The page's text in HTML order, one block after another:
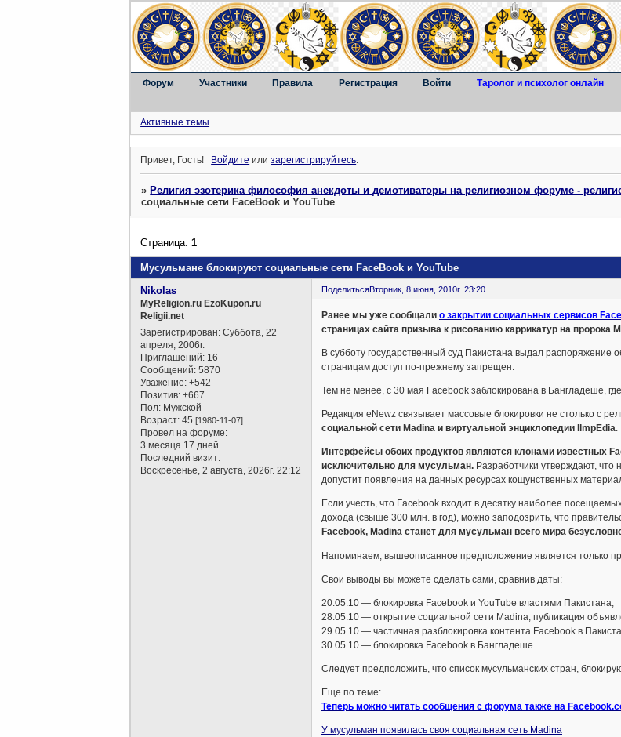
Форум Участники Правила Регистрация Войти Таролог и психолог онлайн
Активные темы
Привет, Гость! Войдите илизарегистрируйтесь.
»Религия эзотерика философия анекдоты и демотиваторы на религиозном форуме -
социальные сети FaceBook и YouTube
Мусульмане блокируют социальные сети FaceBook и YouTube
Страница:1
ПоделитьсяВторник, 8 июня, 2010г. 23:20
Nikolas
MyReligion.ru EzoKupon.ru
Religii.net
Зарегистрирован: Суббота, 22
апреля, 2006г.
Приглашений: 16
Сообщений: 5870
Уважение: +542
Позитив: +667
Пол: Мужской
Возраст: 45[1980-11-07]
Провел на форуме:
3 месяца 17 дней
Последний визит:
Воскресенье, 2 августа, 2026г. 22:12
Ранее мы уже сообщали о закрытии социальных сервисов
страницах сайта призыва к рисованию каррикатур на пророка
В субботу государственный суд Пакистана выдал распоряжение
страницам доступ по-прежнему запрещен.
Тем не менее, с 30 мая Facebook заблокирована в Бангладеше,
Редакция eNewz связывает массовые блокировки не столько с
социальной сети Madina и виртуальной энциклопедии IlmpEdia.
Интерфейсы обоих продуктов являются клонами известных
исключительно для мусульман.Разработчики утверждают, что
допустит появления на данных ресурсах кощунственных
Если учесть, что Facebook входит в десятку наиболее
дохода (свыше 300 млн. в год), можно заподозрить, что
Facebook, Madina станет для мусульман всего мира
Напоминаем, вышеописанное предположение является только
Свои выводы вы можете сделать сами, сравнив даты:
20.05.10 — блокировка Facebook и YouTube властями Пакистана;
28.05.10 — открытие социальной сети Madina, публикация
29.05.10 — частичная разблокировка контента Facebook в
30.05.10 — блокировка Facebook в Бангладеше.
Следует предположить, что список мусульманских стран,
Еще по теме:
Теперь можно читать сообщения с форума также на
У мусульман появилась своя социальная сеть Madina